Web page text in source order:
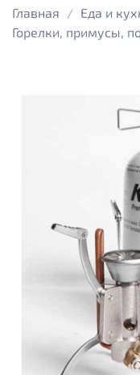
Главная Еда и
Горелки, примусы,